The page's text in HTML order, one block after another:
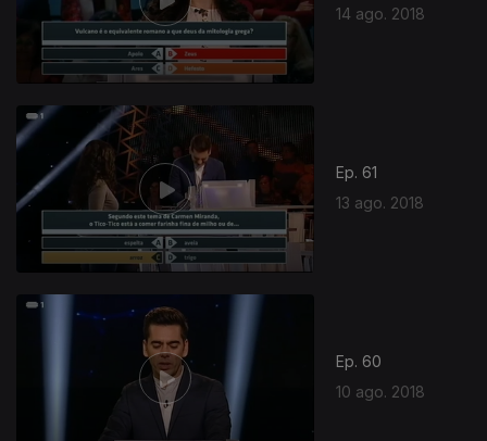
14 ago. 2018
Ep. 61
13 ago. 2018
Ep. 60
10 ago. 2018
360192